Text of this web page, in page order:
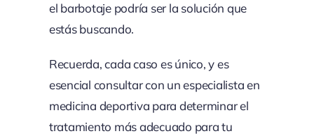
el barbotaje podría ser la solución que
estás buscando.
Recuerda, cada caso es único, y es
esencial consultar con un especialista en
medicina deportiva para determinar el
tratamiento más adecuado para tu